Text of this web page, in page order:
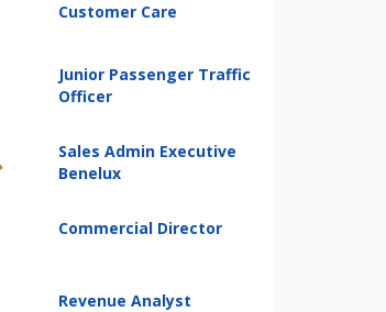
Customer Care
Junior Passenger Traffic
Officer
Sales Admin Executive
Benelux
Commercial Director
Revenue Analyst